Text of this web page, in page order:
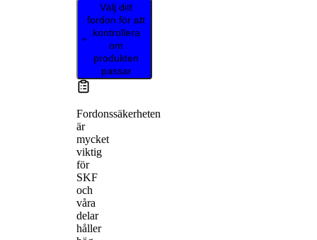
Välj ditt
fordon för att
kontrollera
om
produkten
passar
Fordonssäkerheten
är
mycket
viktig
för
SKF
och
våra
delar
håller